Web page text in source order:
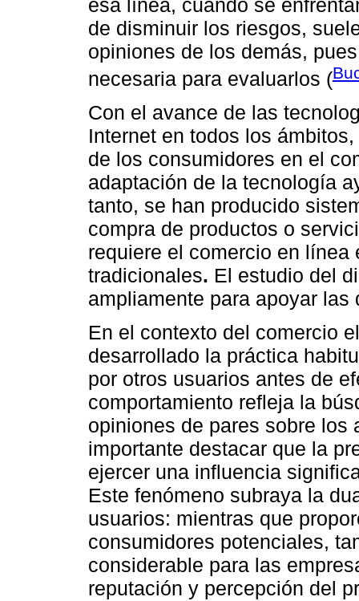
de disminuir los riesgos,
opiniones de los demás,
necesaria para evaluarlos (
Con el avance de las
Internet en todos los
de los consumidores en el
adaptación de la tecnología
tanto, se han producido
compra de productos o
requiere el comercio en
tradicionales. El estudio del
ampliamente para apoyar
En el contexto del comercio
desarrollado la práctica
por otros usuarios antes de
comportamiento refleja la
opiniones de pares sobre los
importante destacar que la
ejercer una influencia
Este fenómeno subraya la
usuarios: mientras que
consumidores potenciales,
considerable para las
reputación y percepción del